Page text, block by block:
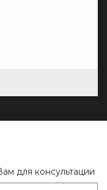
для консультации